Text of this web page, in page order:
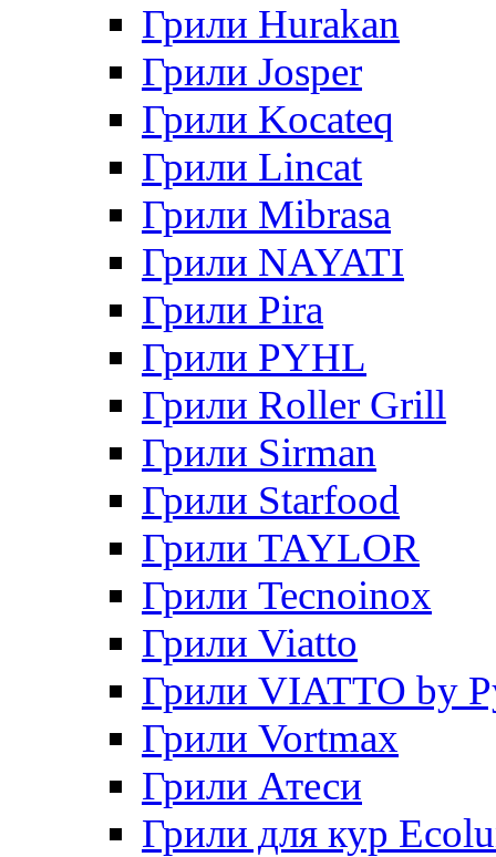
Грили Hurakan
Грили Josper
Грили Kocateq
Грили Lincat
Грили Mibrasa
Грили NAYATI
Грили Pira
Грили PYHL
Грили Roller Grill
Грили Sirman
Грили Starfood
Грили TAYLOR
Грили Tecnoinox
Грили Viatto
Грили VIATTO by
Грили Vortmax
Грили Атеси
Грили для кур